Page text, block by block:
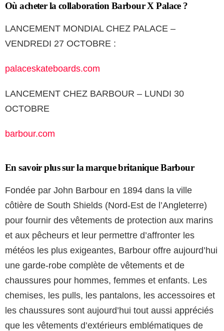
Où acheter la collaboration Barbour X Palace ?
LANCEMENT MONDIAL CHEZ PALACE –
VENDREDI 27 OCTOBRE :
palaceskateboards.com
LANCEMENT CHEZ BARBOUR – LUNDI 30
OCTOBRE
barbour.com
En savoir plus sur la marque britanique Barbour
Fondée par John Barbour en 1894 dans la ville
côtière de South Shields (Nord-Est de l’Angleterre)
pour fournir des vêtements de protection aux marins
et aux pêcheurs et leur permettre d’affronter les
météos les plus exigeantes, Barbour offre aujourd’hui
une garde-robe complète de vêtements et de
chaussures pour hommes, femmes et enfants. Les
chemises, les pulls, les pantalons, les accessoires et
les chaussures sont aujourd’hui tout aussi appréciés
que les vêtements d’extérieurs emblématiques de